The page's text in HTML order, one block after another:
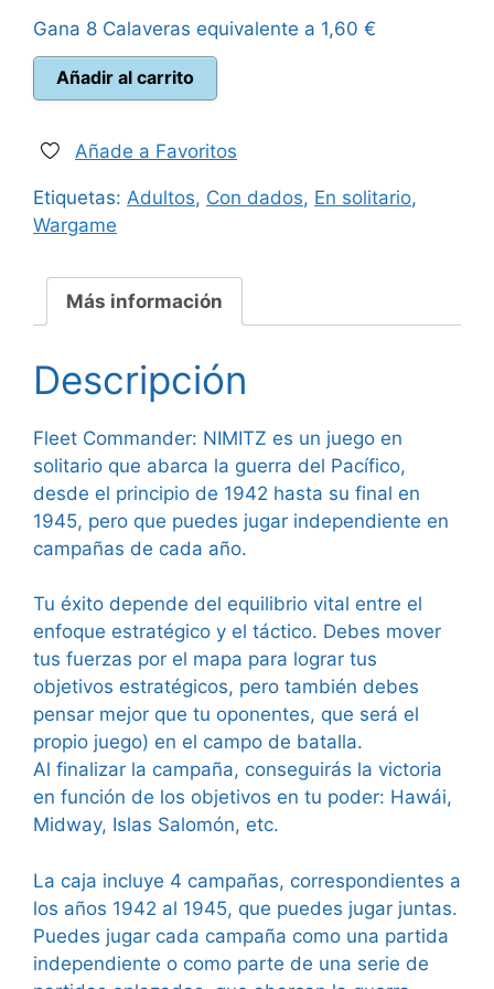
era:
99,00 €.
es:
Gana 8 Calaveras equivalente a 1,60 €
Fleet
Commander
cantidad
Añadir al carrito
Añade a Favoritos
Etiquetas: Adultos, Con dados, En solitario,
Wargame
Más información
Descripción
Fleet Commander: NIMITZ es un juego en
solitario que abarca la guerra del Pacífico,
desde el principio de 1942 hasta su final en
1945, pero que puedes jugar independiente en
campañas de cada año.
Tu éxito depende del equilibrio vital entre el
enfoque estratégico y el táctico. Debes mover
tus fuerzas por el mapa para lograr tus
objetivos estratégicos, pero también debes
pensar mejor que tu oponentes, que será el
propio juego) en el campo de batalla.
Al finalizar la campaña, conseguirás la victoria
en función de los objetivos en tu poder: Hawái,
Midway, Islas Salomón, etc.
La caja incluye 4 campañas, correspondientes a
los años 1942 al 1945, que puedes jugar juntas.
Puedes jugar cada campaña como una partida
independiente o como parte de una serie de